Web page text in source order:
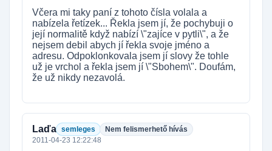
Včera mi taky paní z tohoto čísla volala a
nabízela řetízek... Řekla jsem jí, že pochybuji o
její normalitě když nabízí \"zajíce v pytli\", a že
nejsem debil abych jí řekla svoje jméno a
adresu. Odpoklonkovala jsem jí slovy že tohle
už je vrchol a řekla jsem jí \"Sbohem\". Doufám,
že už nikdy nezavolá.
Laďa semleges
Nem felismerhető hívás
2011-04-23 12:22:48